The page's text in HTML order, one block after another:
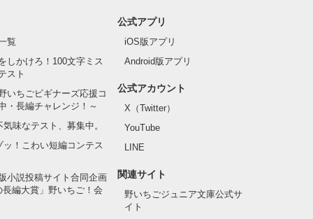
覧
しかけろ！100文字ミス
スト
いちごビギナーズ応援コ
・長編チャレンジ！～
味なテスト、募集中。
ッ！こわい短編コンテス
小説投稿サイト合同企画
長編大賞」野いちご！会
公式アプリ
iOS版アプリ
Android版アプリ
公式アカウント
X（Twitter）
YouTube
LINE
関連サイト
野いちごジュニア文庫公式サ
イト